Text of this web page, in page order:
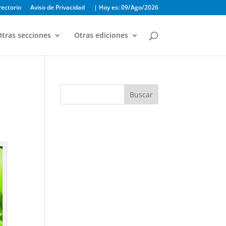
Aviso de Privacidad | Hoy es: 09/Ago/2026
secciones Otras ediciones
Buscar